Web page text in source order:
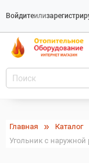
Войдитеили
Главная Каталог
Угольник с наружной